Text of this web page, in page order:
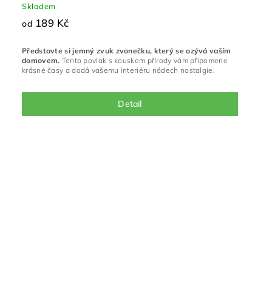
Skladem
od 189 Kč
Detail
Představte si jemný zvuk zvonečku, který se ozývá vaším
domovem. Tento povlak s kouskem přírody vám připomene
krásné časy a dodá vašemu interiéru nádech nostalgie.